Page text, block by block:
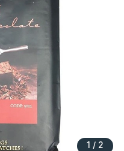
1 / 2